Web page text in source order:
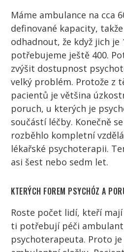
Máme ambulance na cca
definované kapacity,
odhadnout, že když jich
potřebujeme ještě 400.
zvýšit dostupnost
velký problém. Protože z
pacientů je většina
poruch, u kterých je
součástí léčby. Konečně
rozběhlo kompletní
lékařské psychoterapii.
asi šest nebo sedm let.
KTERÝCH FOREM PSYCHÓZ A
Roste počet lidí, kteří
ti potřebují péči
psychoterapeuta. Proto